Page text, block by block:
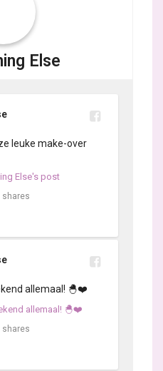
Else
leuke make-over
shares
allemaal! 🐣❤️
shares